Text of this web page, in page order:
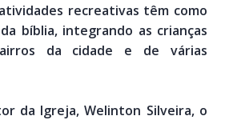
recreativas têm como
bíblia, integrando as crianças
da cidade e de várias
da Igreja, Welinton Silveira, o